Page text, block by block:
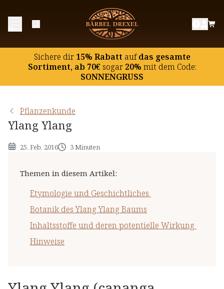
Sichere dir15% Rabatt aufdas gesamte
Sortiment, ab 70€ sogar20% mit dem Code:
SONNENGRUSS
Pflanzenkunde
Ylang Ylang
25. Feb. 2016 3 Minuten
Themen in diesem Artikel:
Etymologie und Geschichtliches
Botanik des Ylang Ylang Baums
Inhaltsstoffe und deren potentielle Wirkung
Hinweise
Etymologie und Geschichtliches
Botanik des Ylang Ylang Baums
Inhaltsstoffe und deren potentielle Wirkung
Hinweise